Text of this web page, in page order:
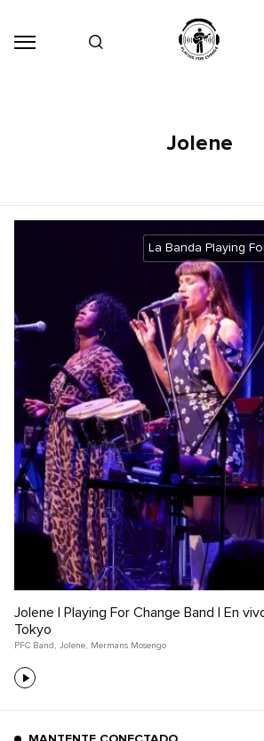
Jolene
La Banda Playing
Jolene | Playing For Change Band | En
Tokyo
PFC Band , Jolene, Mermans Mosengo